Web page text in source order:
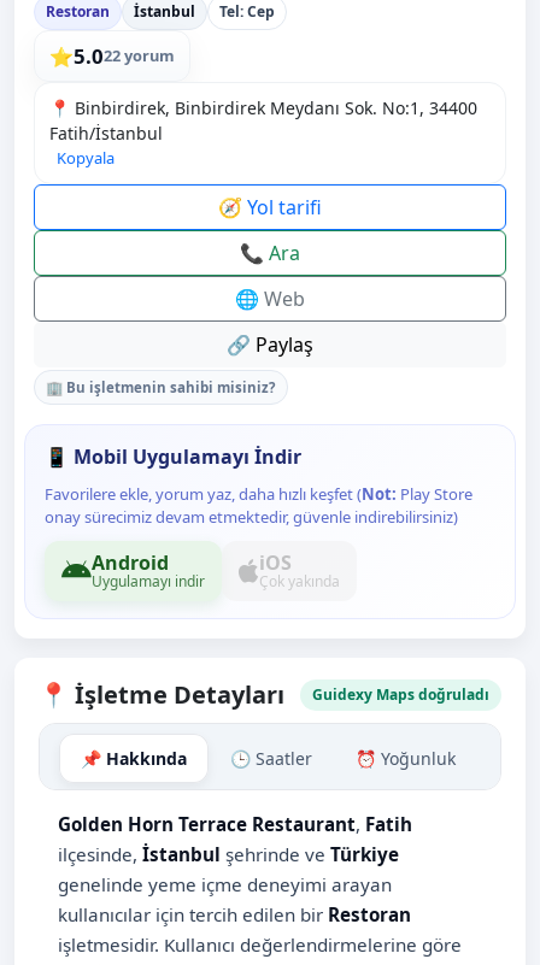
Restoran İstanbul Tel: Cep
⭐5.022 yorum
📍 Binbirdirek, Binbirdirek Meydanı Sok. No:1, 34400
Fatih/İstanbul
Kopyala
🧭 Yol tarifi
📞 Ara
🌐 Web
🔗 Paylaş
🏢 Bu işletmenin sahibi misiniz?
📱 Mobil Uygulamayı İndir
Favorilere ekle, yorum yaz, daha hızlı keşfet (Not: Play Store
onay sürecimiz devam etmektedir, güvenle indirebilirsiniz)
Android
Uygulamayı indir
iOS
Çok yakında
📍 İşletme Detayları Guidexy Maps doğruladı
📌 Hakkında 🕒 Saatler ⏰ Yoğunluk
Golden Horn Terrace Restaurant, Fatih
ilçesinde, İstanbul şehrinde ve Türkiye
genelinde yeme içme deneyimi arayan
kullanıcılar için tercih edilen bir Restoran
işletmesidir. Kullanıcı değerlendirmelerine göre